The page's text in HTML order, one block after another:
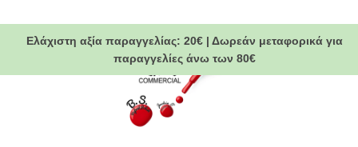
to
contentΕλάχιστη αξία παραγγελίας: 20€ | Δωρεάν μεταφορικά για
παραγγελίες άνω των 80€